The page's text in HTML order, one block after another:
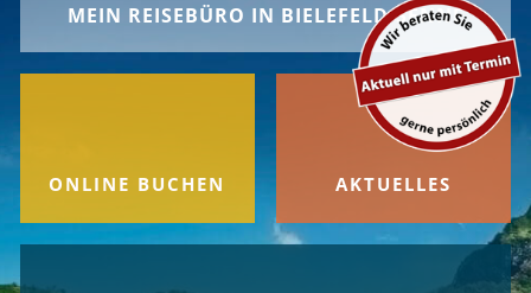
MEIN REISEBÜRO IN BIELEFELD-SENNE
ONLINE BUCHEN AKTUELLES